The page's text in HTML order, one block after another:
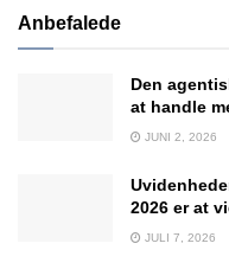
Anbefalede
Den
at handle
JUNI 2, 2026
2026 er at
JULI 7, 2026